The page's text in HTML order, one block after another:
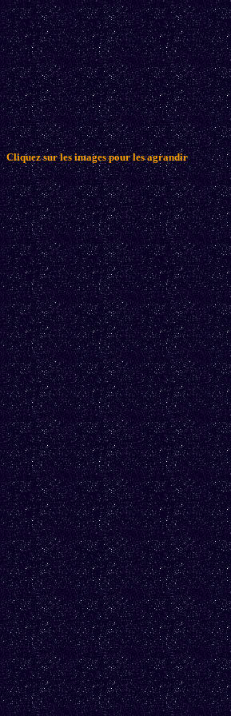
Cliquez sur les images pour les agrandir